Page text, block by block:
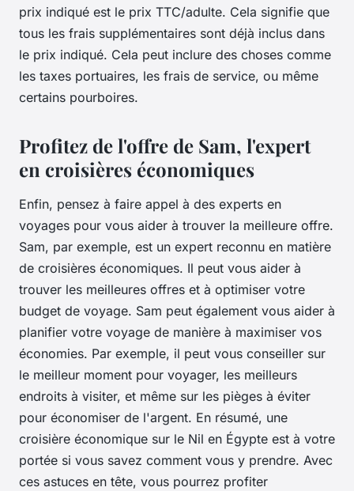
prix indiqué est le prix TTC/adulte. Cela signifie que
tous les frais supplémentaires sont déjà inclus dans
le prix indiqué. Cela peut inclure des choses comme
les taxes portuaires, les frais de service, ou même
certains pourboires.
Profitez de l'offre de Sam, l'expert
en croisières économiques
Enfin, pensez à faire appel à des experts en
voyages pour vous aider à trouver la meilleure offre.
Sam, par exemple, est un expert reconnu en matière
de croisières économiques. Il peut vous aider à
trouver les meilleures offres et à optimiser votre
budget de voyage. Sam peut également vous aider à
planifier votre voyage de manière à maximiser vos
économies. Par exemple, il peut vous conseiller sur
le meilleur moment pour voyager, les meilleurs
endroits à visiter, et même sur les pièges à éviter
pour économiser de l'argent. En résumé, une
croisière économique sur le Nil en Égypte est à votre
portée si vous savez comment vous y prendre. Avec
ces astuces en tête, vous pourrez profiter